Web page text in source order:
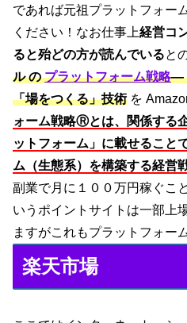
であれば元祖プラットフォー
ください！なお仕事上経営コ
ると殆どの方が読んでいると
ル のプラットフォーム戦略―
「場をつくる」技術を
ォーム戦略Ⓡとは、関係する
ットフォーム」に載せること
ム（生態系）を構築する経営
副業で月に１００万円稼ぐこ
いうポイントサイトは一部上
ますがこれもプラットフォー
楽天市場